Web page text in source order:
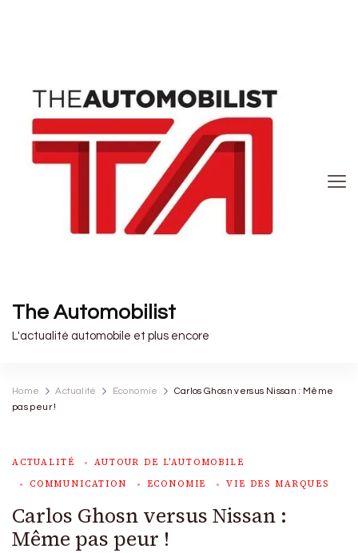
The Automobilist
L'actualité automobile et plus encore
Home Actualité Economie
Carlos Ghosn versus Nissan : Même
pas peur !
ACTUALITÉ
AUTOUR DE L'AUTOMOBILE
COMMUNICATION
ECONOMIE VIE DES MARQUES
Carlos Ghosn versus Nissan :
Même pas peur !